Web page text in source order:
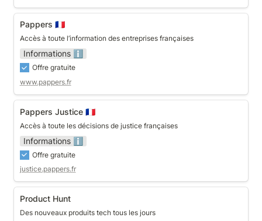
Pappers 🇫🇷
Pappers 🇫🇷
Accès à toute l’information des entreprises françaises
Informations ℹ️
Offre gratuite
www.pappers.fr
Pappers Justice 🇫🇷
Pappers Justice 🇫🇷
Accès à toute les décisions de justice françaises
Informations ℹ️
Offre gratuite
justice.pappers.fr
Product Hunt
Product Hunt
Des nouveaux produits tech tous les jours